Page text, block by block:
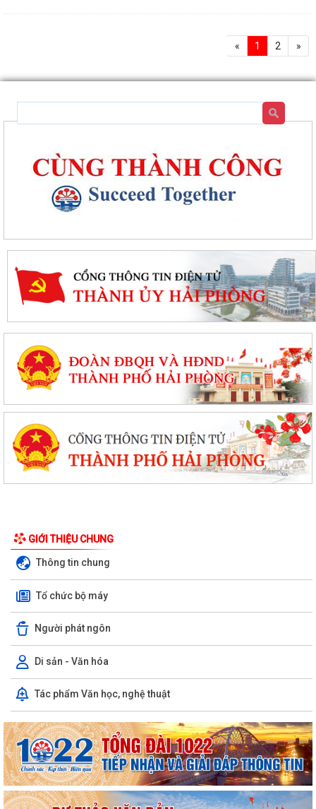
« 1 2 »
GIỚI THIỆU CHUNG
Thông tin chung
Tổ chức bộ máy
Người phát ngôn
Di sản - Văn hóa
Tác phẩm Văn học, nghệ thuật